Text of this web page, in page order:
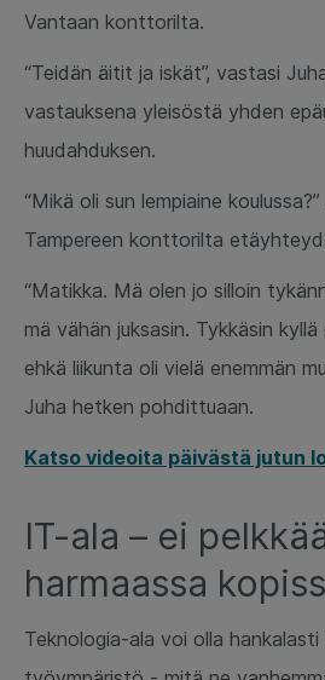
Vantaan konttorilta.
“Teidän äitit ja iskät”, vastasi
vastauksena yleisöstä yhden
huudahduksen.
“Mikä oli sun lempiaine
Tampereen konttorilta
“Matikka. Mä olen jo silloin
mä vähän juksasin. Tykkäsin
ehkä liikunta oli vielä enemmän
Juha hetken pohdittuaan.
Katso videoita päivästä jutun
IT-ala – ei
harmaassa
Teknologia-ala voi olla